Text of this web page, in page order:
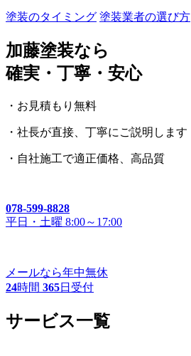
塗装のタイミング 塗装業者の選び方
加藤塗装なら
確実・丁寧・安心
・お見積もり無料
・社長が直接、丁寧にご説明します
・自社施工で適正価格、高品質
078-599-8828
平日・土曜 8:00～17:00
メールなら年中無休
24時間 365日受付
サービス一覧